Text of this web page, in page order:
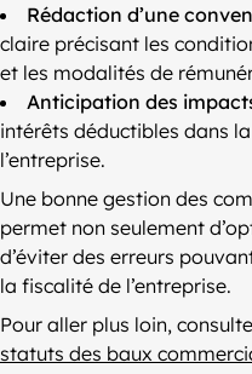
Rédaction d’une
claire précisant les
et les modalités de
Anticipation des
intérêts déductibles dans
l’entreprise.
Une bonne gestion des
permet non seulement
d’éviter des erreurs
la fiscalité de l’entreprise.
Pour aller plus loin,
statuts des baux